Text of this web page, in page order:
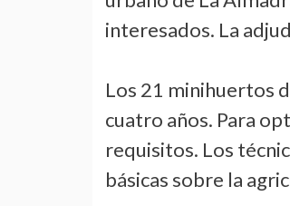
interesados. La
Los 21 minihuertos
cuatro años. Para
requisitos. Los
básicas sobre la